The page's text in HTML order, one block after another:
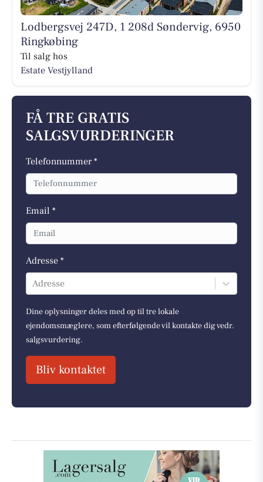
Lodbergsvej 247D, 1 208d Søndervig, 6950
Ringkøbing
Til salg hos
Estate Vestjylland
FÅ TRE GRATIS
SALGSVURDERINGER
Telefonnummer *
Email *
Adresse *
Adresse
Dine oplysninger deles med op til tre lokale
ejendomsmæglere, som efterfølgende vil kontakte dig vedr.
salgsvurdering.
Bliv kontaktet